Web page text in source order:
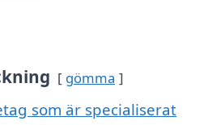
gömma
som är specialiserat